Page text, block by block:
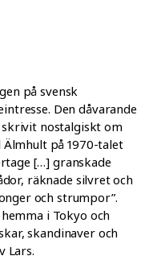
på svensk
Den dåvarande
nostalgiskt om
på 1970-talet
[…] granskade
räknade silvret och
och strumpor”.
i Tokyo och
skandinaver och
Lars.